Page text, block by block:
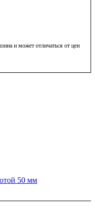
и может отличаться от цен
50 мм